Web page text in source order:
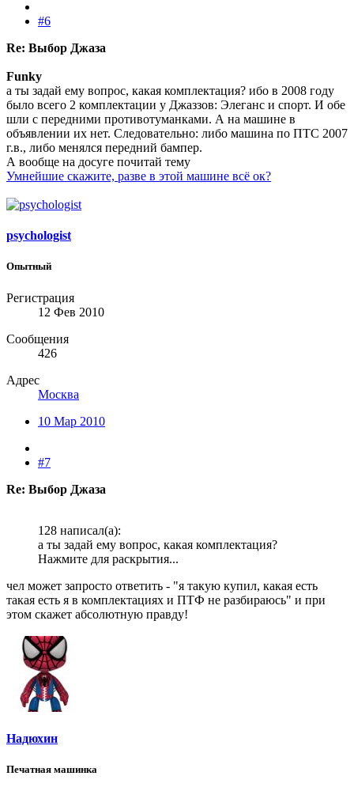
#6
Re: Выбор Джаза
Funky
а ты задай ему вопрос, какая комплектация? ибо в 2008 году
было всего 2 комплектации у Джаззов: Элеганс и спорт. И обе
шли с передними противотуманками. А на машине в
объявлении их нет. Следовательно: либо машина по ПТС 2007
г.в., либо менялся передний бампер.
А вообще на досуге почитай тему
Умнейшие скажите, разве в этой машине всё ок?
psychologist
Опытный
Регистрация
12 Фев 2010
Сообщения
426
Адрес
Москва
10 Мар 2010
#7
Re: Выбор Джаза
128 написал(а):
а ты задай ему вопрос, какая комплектация?
Нажмите для раскрытия...
чел может запросто ответить - "я такую купил, какая есть
такая есть я в комплектациях и ПТФ не разбираюсь" и при
этом скажет абсолютную правду!
Надюхин
Печатная машинка